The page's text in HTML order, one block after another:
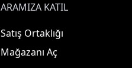
ARAMIZA KATIL
Satış Ortaklığı
Mağazanı Aç